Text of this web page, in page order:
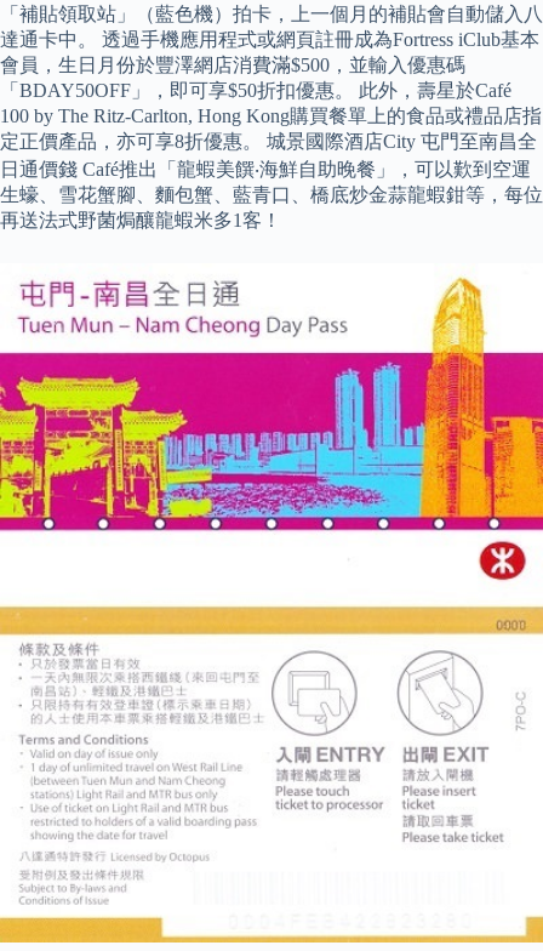
「補貼領取站」（藍色機）拍卡，上一個月的補貼會自動儲入八
達通卡中。 透過手機應用程式或網頁註冊成為Fortress iClub基本
會員，生日月份於豐澤網店消費滿$500，並輸入優惠碼
「BDAY50OFF」，即可享$50折扣優惠。 此外，壽星於Café
100 by The Ritz-Carlton, Hong Kong購買餐單上的食品或禮品店指
定正價產品，亦可享8折優惠。 城景國際酒店City 屯門至南昌全
日通價錢 Café推出「龍蝦美饌‧海鮮自助晚餐」，可以歎到空運
生蠔、雪花蟹腳、麵包蟹、藍青口、橋底炒金蒜龍蝦鉗等，每位
再送法式野菌焗釀龍蝦米多1客！